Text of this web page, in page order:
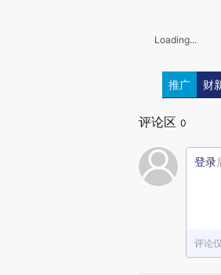
Loading...
推广 财
评论区 0
登录
评论